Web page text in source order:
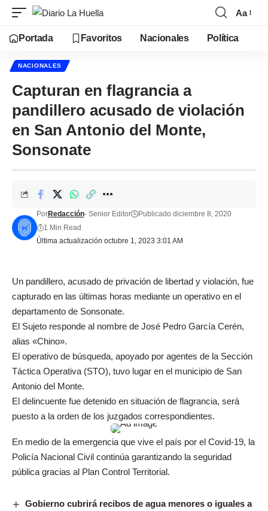
Aa
Portada Favoritos Nacionales Política
NACIONALES
Capturan en flagrancia a
pandillero acusado de violación
en San Antonio del Monte,
Sonsonate
Última actualización octubre 1, 2023 3:01 AM
PorRedacción- Senior Editor
Publicado diciembre 8, 2020
1 Min Read
Un pandillero, acusado de privación de libertad y violación, fue
capturado en las últimas horas mediante un operativo en el
departamento de Sonsonate.
El Sujeto responde al nombre de José Pedro García Cerén,
alias «Chino».
El operativo de búsqueda, apoyado por agentes de la Sección
Táctica Operativa (STO), tuvo lugar en el municipio de San
Antonio del Monte.
El delincuente fue detenido en situación de flagrancia, será
puesto a la orden de los juzgados correspondientes.
En medio de la emergencia que vive el país por el Covid-19, la
Policía Nacional Civil continúa garantizando la seguridad
pública gracias al Plan Control Territorial.
Gobierno cubrirá recibos de agua menores o iguales a